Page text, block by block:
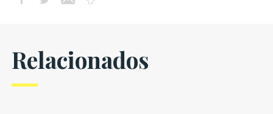
Relacionados